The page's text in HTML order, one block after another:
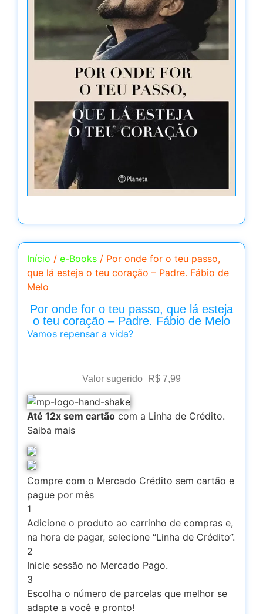
Início / e-Books / Por onde for o teu passo,
que lá esteja o teu coração – Padre. Fábio de
Melo
Por onde for o teu passo, que lá esteja
o teu coração – Padre. Fábio de Melo
Vamos repensar a vida?
Valor sugerido R$ 7,99
Até 12x sem cartão com a Linha de Crédito.
Saiba mais
Compre com o Mercado Crédito sem cartão e
pague por mês
1
Adicione o produto ao carrinho de compras e,
na hora de pagar, selecione “Linha de Crédito”.
2
Inicie sessão no Mercado Pago.
3
Escolha o número de parcelas que melhor se
adapte a você e pronto!